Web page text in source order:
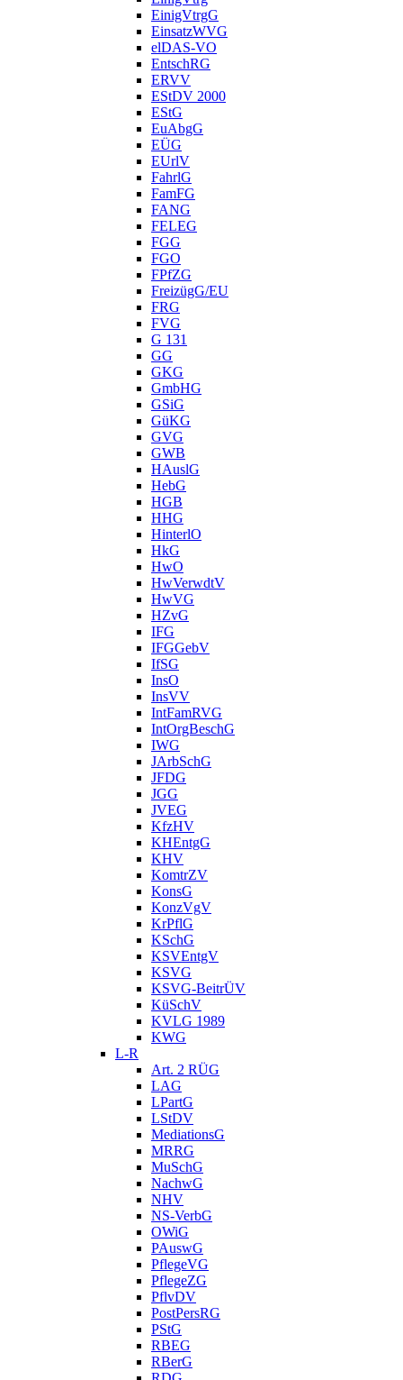
EinigVtrgG
EinsatzWVG
elDAS-VO
EntschRG
ERVV
EStDV 2000
EStG
EuAbgG
EÜG
EUrlV
FahrlG
FamFG
FANG
FELEG
FGG
FGO
FPfZG
FreizügG/EU
FRG
FVG
G 131
GG
GKG
GmbHG
GSiG
GüKG
GVG
GWB
HAuslG
HebG
HGB
HHG
HinterlO
HkG
HwO
HwVerwdtV
HwVG
HZvG
IFG
IFGGebV
IfSG
InsO
InsVV
IntFamRVG
IntOrgBeschG
IWG
JArbSchG
JFDG
JGG
JVEG
KfzHV
KHEntgG
KHV
KomtrZV
KonsG
KonzVgV
KrPflG
KSchG
KSVEntgV
KSVG
KSVG-BeitrÜV
KüSchV
KVLG 1989
KWG
L-R
Art. 2 RÜG
LAG
LPartG
LStDV
MediationsG
MRRG
MuSchG
NachwG
NHV
NS-VerbG
OWiG
PAuswG
PflegeVG
PflegeZG
PflvDV
PostPersRG
PStG
RBEG
RBerG